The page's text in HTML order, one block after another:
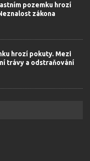
pozemku hrozí
zákona
hrozí pokuty. Mezi
trávy a odstraňování